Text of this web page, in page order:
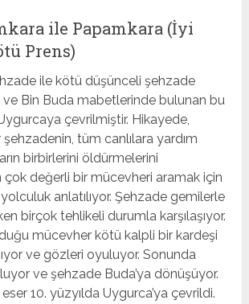
ile Papamkara (İyi
Prens)
ile kötü düşünceli şehzade
ve Bin Buda mabetlerinde bulunan bu
çevrilmiştir. Hikayede,
tüm canlılara yardım
birbirlerini öldürmelerini
çok değerli bir mücevheri aramak için
yolculuk anlatılıyor. Şehzade gemilerle
birçok tehlikeli durumla karşılaşıyor.
mücevher kötü kalpli bir kardeşi
ve gözleri oyuluyor. Sonunda
ve şehzade Buda’ya dönüşüyor.
eser 10. yüzyılda Uygurca’ya çevrildi.